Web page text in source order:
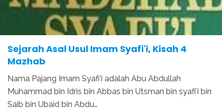
WAFATNYA IMAM SYAFI'I
Sejarah Asal Usul Imam Syafi'i, Kisah 4
Mazhab
Nama Pajang Imam Syafi'i adalah Abu Abdullah
Muhammad bin Idris bin Abbas bin Utsman bin syafi’I bin
Saib bin Ubaid bin Abdu…